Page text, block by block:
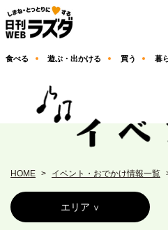
食べる 遊ぶ・出かける 買う 暮
HOME イベント・おでかけ情報一覧
エリア